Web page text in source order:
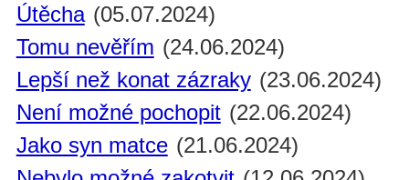
Útěcha (05.07.2024)
Tomu nevěřím (24.06.2024)
Lepší než konat zázraky (23.06.2024)
Není možné pochopit (22.06.2024)
Jako syn matce (21.06.2024)